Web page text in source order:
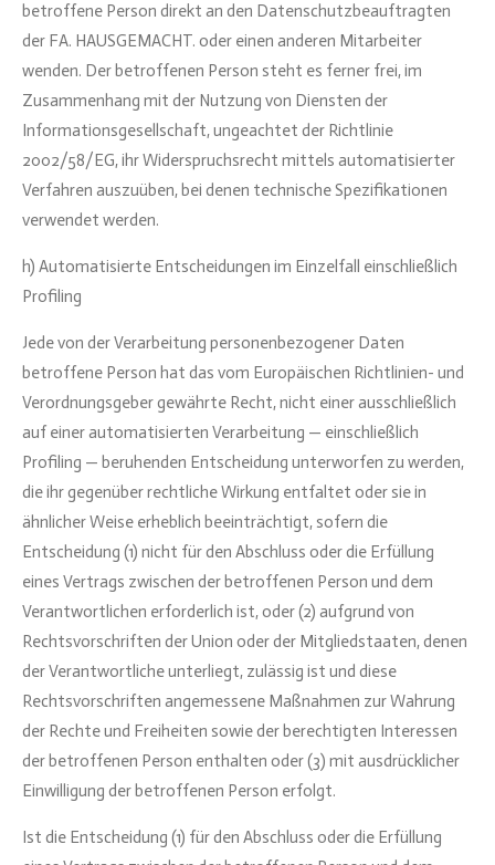
betroffene Person direkt an den Datenschutzbeauftragten
der FA. HAUSGEMACHT. oder einen anderen Mitarbeiter
wenden. Der betroffenen Person steht es ferner frei, im
Zusammenhang mit der Nutzung von Diensten der
Informationsgesellschaft, ungeachtet der Richtlinie
2002/58/EG, ihr Widerspruchsrecht mittels automatisierter
Verfahren auszuüben, bei denen technische Spezifikationen
verwendet werden.
h) Automatisierte Entscheidungen im Einzelfall einschließlich
Profiling
Jede von der Verarbeitung personenbezogener Daten
betroffene Person hat das vom Europäischen Richtlinien- und
Verordnungsgeber gewährte Recht, nicht einer ausschließlich
auf einer automatisierten Verarbeitung — einschließlich
Profiling — beruhenden Entscheidung unterworfen zu werden,
die ihr gegenüber rechtliche Wirkung entfaltet oder sie in
ähnlicher Weise erheblich beeinträchtigt, sofern die
Entscheidung (1) nicht für den Abschluss oder die Erfüllung
eines Vertrags zwischen der betroffenen Person und dem
Verantwortlichen erforderlich ist, oder (2) aufgrund von
Rechtsvorschriften der Union oder der Mitgliedstaaten, denen
der Verantwortliche unterliegt, zulässig ist und diese
Rechtsvorschriften angemessene Maßnahmen zur Wahrung
der Rechte und Freiheiten sowie der berechtigten Interessen
der betroffenen Person enthalten oder (3) mit ausdrücklicher
Einwilligung der betroffenen Person erfolgt.
Ist die Entscheidung (1) für den Abschluss oder die Erfüllung